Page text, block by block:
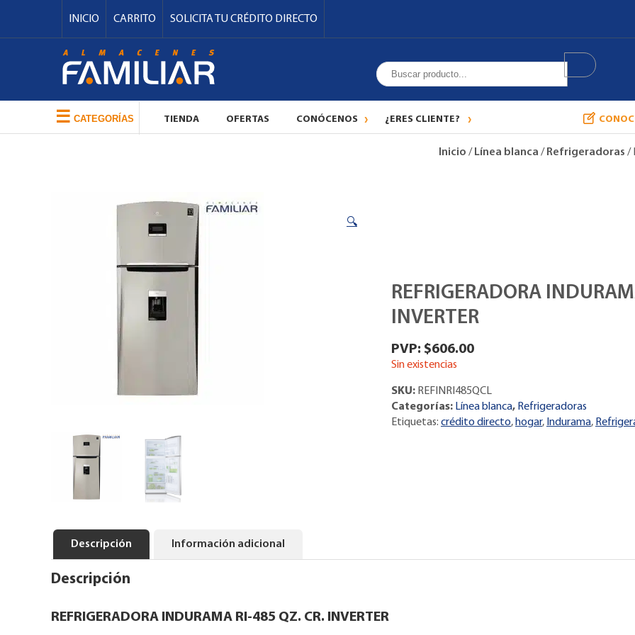
INICIO CARRITO SOLICITA TU CRÉDITO DIRECTO
☰ CATEGORÍAS TIENDA OFERTAS CONÓCENOS ¿ERES CLIENTE?
Inicio / Línea blanca / Refrigeradoras /
🔍
REFRIGERADORA
INVERTER
$606.00
Sin existencias
SKU: REFINRI485QCL
Categorías: Línea blanca, Refrigeradoras
Etiquetas: crédito directo, hogar, Indurama,
Descripción Información adicional
Descripción
REFRIGERADORA INDURAMA RI-485 QZ. CR. INVERTER